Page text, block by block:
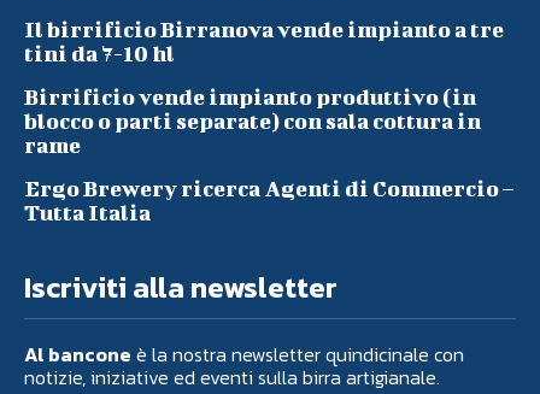
Il birrificio Birranova vende impianto a tre
tini da 7-10 hl
Birrificio vende impianto produttivo (in
blocco o parti separate) con sala cottura in
rame
Ergo Brewery ricerca Agenti di Commercio –
Tutta Italia
Iscriviti alla newsletter
Al bancone è la nostra newsletter quindicinale con
notizie, iniziative ed eventi sulla birra artigianale.